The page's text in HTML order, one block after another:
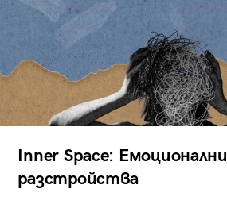
Inner Space: Емоционални
разстройства